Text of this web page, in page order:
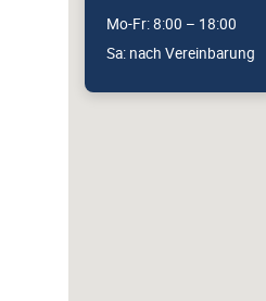
Mo-Fr: 8:00 – 18:00
Sa: nach Vereinbarung